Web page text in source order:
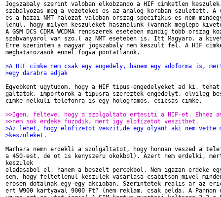
Jogszabaly szerint valoban elkobzando a HIF cimketlen
szabalyozas meg a vezetekes es az analog koraban szuletett. A
es a hazai NMT halozat valoban orszag specifikus es nem
lenul, hogy milyen keszuleket hasznalunk (vannak meglepo
A GSM DCS CDMA WCDMA rendszerek eseteben mindig tobb orszag
szabvanyarol van szo.( az NMT eseteben is. Itt Magyaro. a
Erre szerintem a magyar jogszabaly nem keszult fel. A HIF
meghatarozasok ennel fogva pontatlanok.
>A HIF cimke nem csak egy engedely, hanem egy adoforma is,
>egy darabra adjak
Egyebkent ugytudom, hogy a HIF tipus-engedelyeket ad ki,
galtatok, importorok a tipusra szereztek engedelyt, elvileg
cimke nelkuli telefonra is egy hologramos, csicsas cimke.
>>Igen, felteve, hogy a szolgaltato ertesiti a HIF-et. Ehhez
>>nem sok erdeke fuzodik, mert igy elofizetot veszithet.
>Az lehet, hogy elofizetot veszit,de egy olyant aki nem vette
>keszuleket.
Marhara nemn erdekli a szolgaltatot, hogy honnan veszed a
a 450-est, de ot is kenyszeru okokbol). Azert nem erdelki,
keszulek
eladasabol el, hanem a beszelt percekbol. Nem igazan erdeke
sem, hogy feltetlenul keszulek vasarlasa csabitson mivel
erosen dotalnak egy-egy akcioban. Szerintetek realis ar az
ert W900 kartyaval 9000 Ft? (nem reklam, csak pelda. A Pannon